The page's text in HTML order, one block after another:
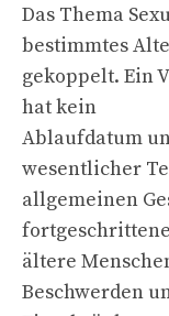
Das Thema
bestimmtes
gekoppelt. Ein
hat kein
Ablaufdatum
wesentlicher
allgemeinen
ältere
Beschwerden